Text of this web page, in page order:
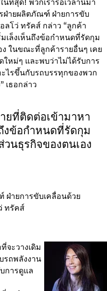
นที่สุด! พวกเรารอเวลานี้มา
ฝ่ายผลิตภัณฑ์ ฝ่ายการขับ
ลโว่ ทรัคส์ กล่าว “ลูกค้า
เล็งเห็นถึงข้อกำหนดที่รัดกุม
ในขณะที่ลูกค้ารายอื่นๆ เคย
หม่ๆ และพบว่าไม่ได้รับการ
ไรขึ้นกับรถบรรทุกของพวก
เธอกล่าว
ยที่ติดต่อเข้ามาหา
ถึงข้อกำหนดที่รัดกุม
นธุรกิจของตนเอง
ฝ่ายการขับเคลื่อนด้วย
ทรัคส์
จะวางเดิม
รถพลังงาน
การดูแล